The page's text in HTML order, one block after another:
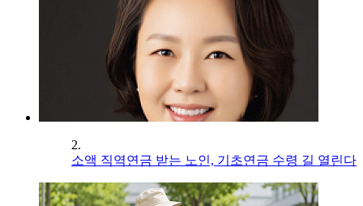
2.
소액 직역연금 받는 노인, 기초연금 수령 길 열린다